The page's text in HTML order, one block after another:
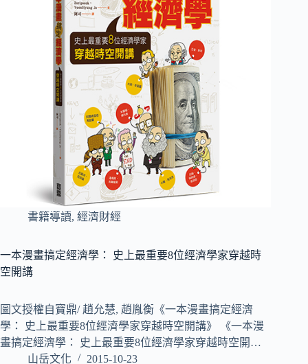
書籍導讀, 經濟財經
一本漫畫搞定經濟學： 史上最重要8位經濟學家穿越時
空開講
圖文授權自寶鼎/ 趙允慧, 趙胤衡《一本漫畫搞定經濟
學： 史上最重要8位經濟學家穿越時空開講》 《一本漫
畫搞定經濟學： 史上最重要8位經濟學家穿越時空開…
山岳文化
2015-10-23